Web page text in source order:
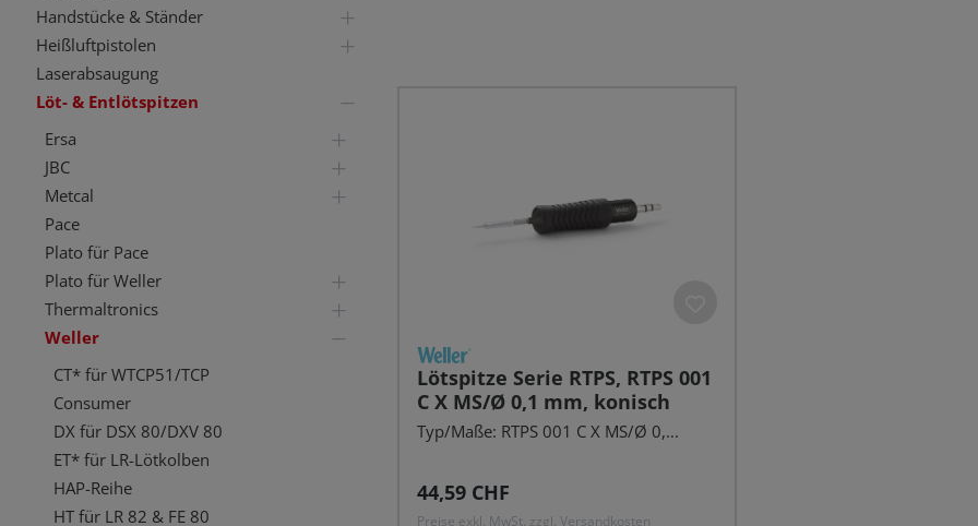
Handstücke & Ständer
Heißluftpistolen
Laserabsaugung
Löt- & Entlötspitzen
Ersa
JBC
Metcal
Pace
Plato für Pace
Plato für Weller
Thermaltronics
Weller
CT* für WTCP51/TCP
Consumer
DX für DSX 80/DXV 80
ET* für LR-Lötkolben
HAP-Reihe
HT für LR 82 & FE 80
Lötspitze Serie RTPS, RTPS 001
C X MS/Ø 0,1 mm, konisch
Typ/Maße: RTPS 001 C X MS/Ø 0,...
Regulärer Preis:
44,59 CHF
Preise exkl. MwSt. zzgl. Versandkosten